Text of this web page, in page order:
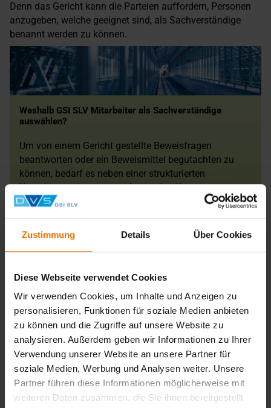
Zustimmung Details Über Cookies
Diese Webseite verwendet Cookies
Wir verwenden Cookies, um Inhalte und Anzeigen zu
personalisieren, Funktionen für soziale Medien anbieten
zu können und die Zugriffe auf unsere Website zu
analysieren. Außerdem geben wir Informationen zu Ihrer
Verwendung unserer Website an unsere Partner für
soziale Medien, Werbung und Analysen weiter. Unsere
Partner führen diese Informationen möglicherweise mit
weiteren Daten zusammen, die Sie ihnen bereitgestellt
Denn das Gericht kann die Parteien auffordern, Personen
anzugeben, welche geeignet sind, als Sachverständige
benannt werden zu können.
Weshalb GSI SLV Mitarbeiter als Sachverständige
auswählen?
Um von einem Gericht gestellte Beweisfragen
beantworten oder ein Beweismittel begutachten zu
können, bedarf es neben einer strukturierten
Vorgehensweise einer umfassenden Kompetenz in
dem jeweiligen Fachgebiet und die Beherrschung der
deutschen Sprache in Wort und Schrift.
Diese Anforderungen werden durch die GSI-SLV
Mitarbeiter erbracht. Dazu gehören neben dem
der täglichen Praxis und eine fachübergreifende
Zusammenarbeit zwischen verschiedenen Bereichen.
Ergänzend sichern regelmäßig durchzuführende
Weiterbildungen sowie die Mitarbeit in nationalen /
internationalen Normungsgremien und / oder
Fachverbänden das Aufrechterhalten der Kompetenz
ab.